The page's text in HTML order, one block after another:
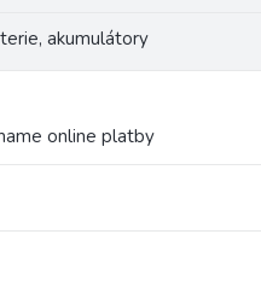
akumulátory
online platby